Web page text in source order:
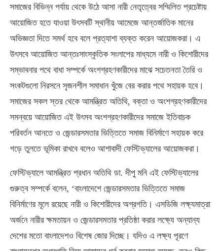
সমাজের বিভিন্ন পর্যায় থেকে উঠে আসা নারী নেতৃত্বের সম্মিলিত প্রচেষ্টায়
আয়োজিত হতে যাওয়া উৎসবটি স্থানীয় আমেজে আন্তর্জাতিক মানের
অভিজ্ঞতা দিতে সমর্থ হবে বলে প্রত্যাশা ব্যক্ত করেন আয়োজকরা। এ
উৎসবে আয়োজিত আন্তঃসাংস্কৃতিক সংলাপের মাধ্যমে নারী ও কিশোরীদের
সম্ভাবনার পথে বাধা সম্পর্কে অংশগ্রহণকারীদের মাঝে সচেতনতা তৈরি ও
সংকটগুলো নিরসনে সৃজনশীল সমাধান খুঁজে বের করার পথে সহায়ক হবে।
সমাজের সকল স্তর থেকে আমন্ত্রিত অতিথি, বক্তা ও অংশগ্রহণকারীদের
সমন্বয়ে আয়োজিত এই উৎসব অংশগ্রহণকারীদের সমাজে ইতিবাচক
পরিবর্তন আনতে ও জেন্ডারসমতার ভিত্তিতে সমাজ বিনির্মাণে সহায়ক করে
গড়ে তুলতে ভূমিকা রাখবে বলেও আশাবাদী ফেস্টিভ্যালের আয়োজকরা।
ফেস্টিভ্যালে আমন্ত্রিত প্রধান অতিথি ডা. দীপু মনি এই ফেস্টিভ্যালের
গুরুত্ব সম্পর্কে বলেন, ‘বাংলাদেশে জেন্ডারসমতার ভিত্তিতে সমাজ
বিনির্মাণের মূলে রয়েছে নারী ও কিশোরীদের অগ্রগতি। এসডিজি লক্ষ্যমাত্রা
অর্জনে নারীর ক্ষমতায়ন ও জেন্ডারসমতার প্রতিষ্ঠা করার লক্ষ্যে অন্যান্য
দেশের মতো বাংলাদেশও বিশেষ জোর দিচ্ছে। যদিও এ লক্ষ্য পূরণে